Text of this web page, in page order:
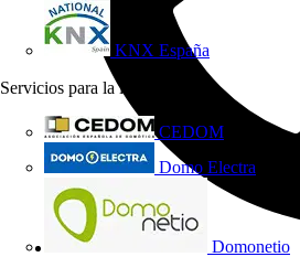
KNX España
Servicios para la industria
CEDOM
Domo Electra
Domonetio